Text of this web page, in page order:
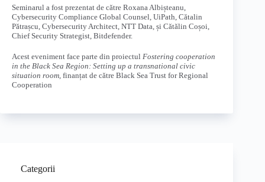
Seminarul a fost prezentat de către Roxana Albișteanu,
Cybersecurity Compliance Global Counsel, UiPath, Cătalin
Pătrașcu, Cybersecurity Architect, NTT Data, și Cătălin Coșoi,
Chief Security Strategist, Bitdefender.
Acest eveniment face parte din proiectul Fostering cooperation
in the Black Sea Region: Setting up a transnational civic
situation room, finanțat de către Black Sea Trust for Regional
Cooperation
Categorii